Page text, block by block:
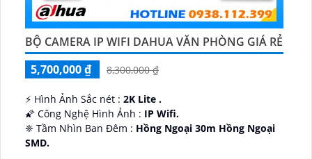
BỘ CAMERA IP WIFI DAHUA VĂN PHÒNG GIÁ RẺ
5,700,000 ₫
8,300,000 ₫
️⚡ Hình Ảnh Sắc nét : 2K Lite .
🌠 Công Nghệ Hình Ảnh : IP Wifi.
❈ Tầm Nhìn Ban Đêm : Hồng Ngoại 30m Hồng Ngoại
SMD.